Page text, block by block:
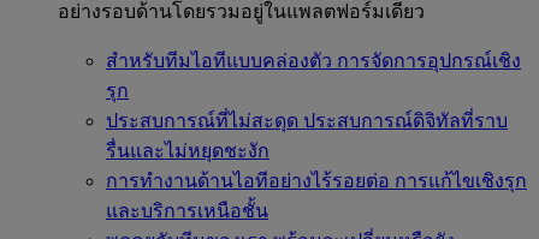
อย่างรอบด้านโดยรวมอยู่ในแพลตฟอร์มเดียว
สำหรับทีมไอทีแบบคล่องตัว การจัดการอุปกรณ์เชิง
รุก
ประสบการณ์ที่ไม่สะดุด ประสบการณ์ดิจิทัลที่ราบ
รื่นและไม่หยุดชะงัก
การทำงานด้านไอทีอย่างไร้รอยต่อ การแก้ไขเชิงรุก
และบริการเหนือชั้น